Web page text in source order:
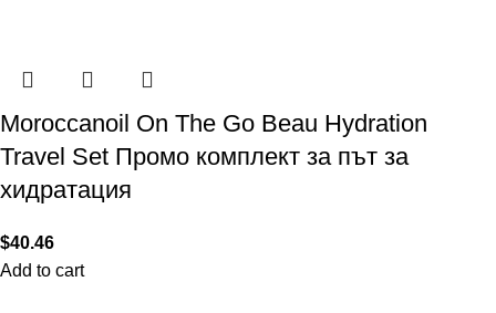
Moroccanoil On The Go Beau Hydration
Travel Set Промо комплект за път за
хидратация
$40.46
Add to cart